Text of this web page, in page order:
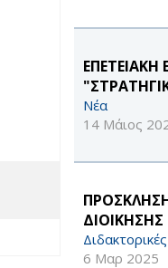
Νέα
14 Μάιος
ΔΙΟΙΚΗΣΗΣ
6 Μαρ 2025